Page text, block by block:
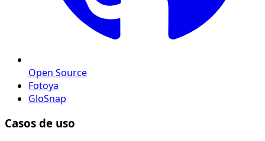
Open Source
Fotoya
GloSnap
Casos de uso